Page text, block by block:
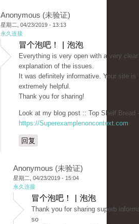
Anonymous (未验证)
星期二, 04/23/2019 - 13:13
永久连接
冒个泡吧！ | 泡泡
Everything is very open with a very clear
explanation of the issues.
It was definitely informative. Your site is
extremely helpful.
Thank you for sharing!
Look at my blog post :: Top Shelf Bread -
https://Superexamplenoncontext.com
回复
Anonymous (未验证)
星期二, 04/23/2019 - 15:04
永久连接
冒个泡吧！ | 泡泡
Thank you for sharing superb
so